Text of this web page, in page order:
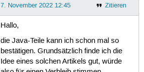
Zitieren
7. November 2022 12:45
Hallo,
die Java-Teile kann ich schon mal so
bestätigen. Grundsätzlich finde ich die
Idee eines solchen Artikels gut, würde